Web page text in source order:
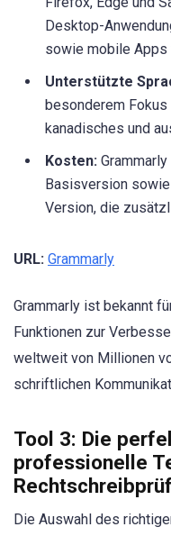
Desktop-
sowie mobile Apps
Unterstützte
besonderem
kanadisches und
Kosten:
Basisversion
Version, die
URL: Grammarly
Grammarly ist bekannt
Funktionen zur
weltweit von Millionen
schriftlichen
Tool 3: Die
professionelle
Die Auswahl des